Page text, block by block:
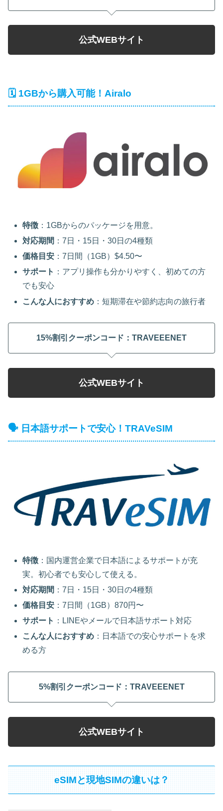
公式WEBサイト
🗓️ 1GBから購入可能！Airalo
特徴 ：1GBからのパッケージを用意。
対応期間 ：7日・15日・30日の4種類
価格目安 ：7日間（1GB）$4.50〜
サポート ：アプリ操作も分かりやすく、初めての方
でも安心
こんな人におすすめ ：短期滞在や節約志向の旅行者
15%割引クーポンコード：TRAVEEENET
公式WEBサイト
🗣️ 日本語サポートで安心！TRAVeSIM
特徴 ：国内運営企業で日本語によるサポートが充
実。初心者でも安心して使える。
対応期間 ：7日・15日・30日の4種類
価格目安 ：7日間（1GB）870円〜
サポート ：LINEやメールで日本語サポート対応
こんな人におすすめ ：日本語での安心サポートを求
める方
5%割引クーポンコード：TRAVEEENET
公式WEBサイト
eSIMと現地SIMの違いは？